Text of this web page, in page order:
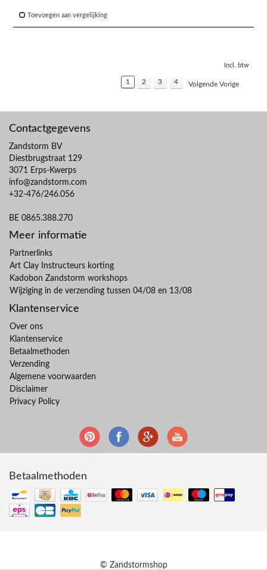
Toevoegen aan vergelijking
Incl. btw
1 2 3 4 Volgende Vorige
Contactgegevens
Zandstorm BV
Diestbrugstraat 129
3071 Erps-Kwerps
info@zandstorm.com
+32-476/246.056
BE 0865.388.270
Meer informatie
Partnerlinks
Art Clay Instructeurs korting
Kadobon Zandstorm workshops
Wijziging in de verzending tussen 04/08 en 13/08
Klantenservice
Over ons
Klantenservice
Betaalmethoden
Verzending
Algemene voorwaarden
Disclaimer
Privacy Policy
Betaalmethoden
© Zandstormshop